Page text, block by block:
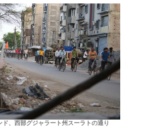
ド、西部グジャラート州スーラトの通り